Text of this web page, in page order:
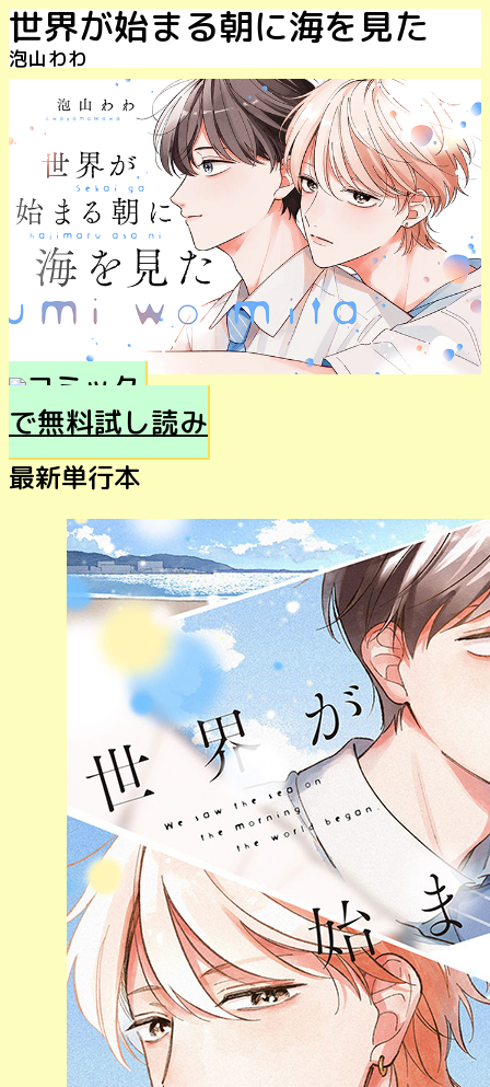
世界が始まる朝に海を見た
泡山わわ
で無料試し読み
最新単行本